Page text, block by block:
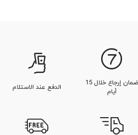
ضمان إرجاع خلال 15
أيام
الدفع عند الاستلام